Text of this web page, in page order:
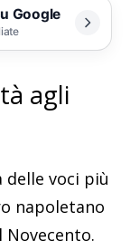
Google
agli
delle voci più
napoletano